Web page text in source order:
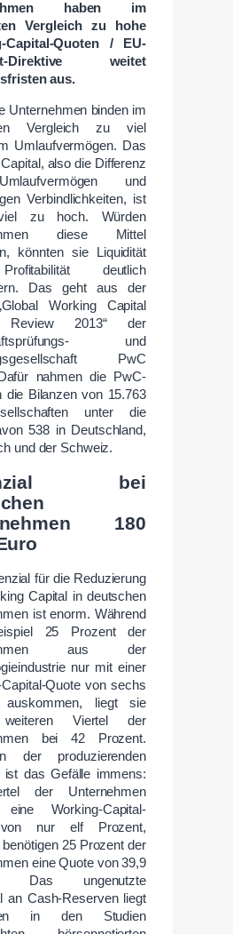
haben im
Vergleich zu hohe
Capital-Quoten / EU-
Direktive weitet
aus.
Unternehmen binden im
Vergleich zu viel
Umlaufvermögen. Das
also die Differenz
und
Verbindlichkeiten, ist
zu hoch. Würden
diese Mittel
könnten sie Liquidität
deutlich
Das geht aus der
Working Capital
Review 2013“ der
und
PwC
nahmen die PwC-
die Bilanzen von 15.763
unter die
538 in Deutschland,
und der Schweiz.
bei
180
für die Reduzierung
Capital in deutschen
ist enorm. Während
25 Prozent der
aus der
nur mit einer
Quote von sechs
auskommen, liegt sie
Viertel der
bei 42 Prozent.
der produzierenden
ist das Gefälle immens:
der Unternehmen
eine Working-Capital-
nur elf Prozent,
benötigen 25 Prozent der
eine Quote von 39,9
Das ungenutzte
an Cash-Reserven liegt
in den Studien